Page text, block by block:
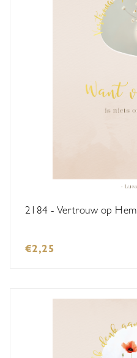
2184 - Vertrouw op Hem
€2,25